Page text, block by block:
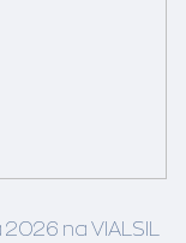
na VIALSIL